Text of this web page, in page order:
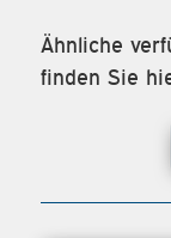
Ähnliche
finden Sie